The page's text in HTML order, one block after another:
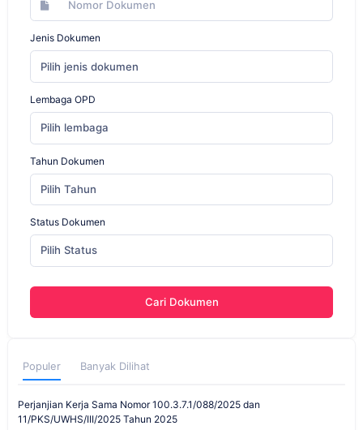
Jenis Dokumen
Pilih jenis dokumen
Lembaga OPD
Pilih lembaga
Tahun Dokumen
Pilih Tahun
Status Dokumen
Pilih Status
Cari Dokumen
Populer Banyak Dilihat
Perjanjian Kerja Sama Nomor 100.3.7.1/088/2025 dan
11/PKS/UWHS/III/2025 Tahun 2025